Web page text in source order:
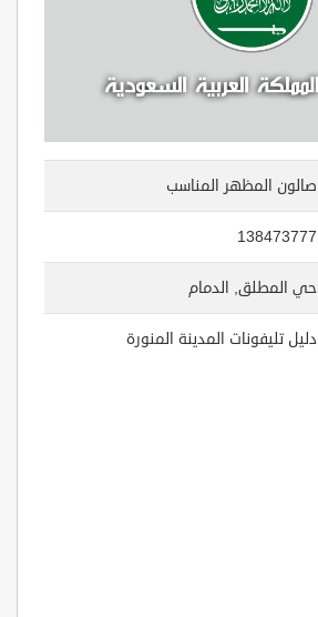
صالون المظهر المناسب
138473777
حي المطلق, الدمام
دليل تليفونات المدينة المنورة